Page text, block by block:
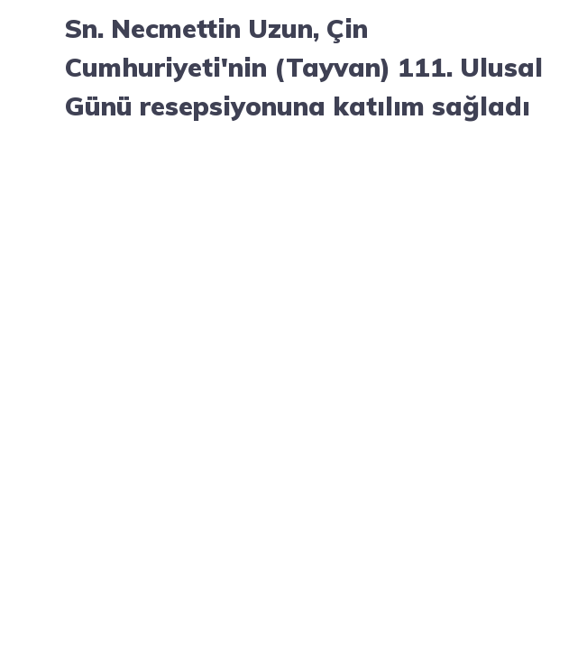
Sn. Necmettin Uzun, Çin
Cumhuriyeti'nin (Tayvan) 111. Ulusal
Günü resepsiyonuna katılım sağladı